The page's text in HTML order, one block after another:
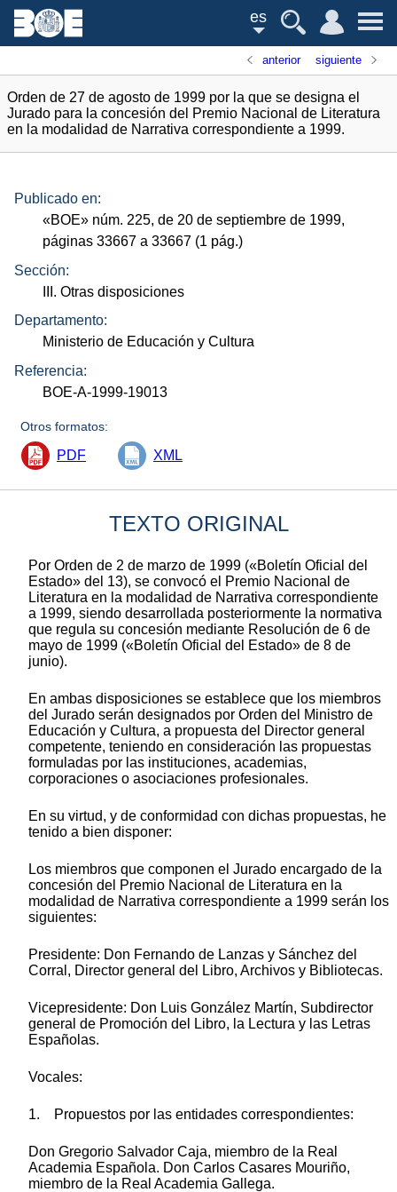
es
anterior siguiente
Orden de 27 de agosto de 1999 por la que se designa el
Jurado para la concesión del Premio Nacional de Literatura
en la modalidad de Narrativa correspondiente a 1999.
Publicado en:
«BOE» núm. 225, de 20 de septiembre de 1999,
páginas 33667 a 33667 (1 pág.)
Sección:
III. Otras disposiciones
Departamento:
Ministerio de Educación y Cultura
Referencia:
BOE-A-1999-19013
Otros formatos:
PDF XML
TEXTO ORIGINAL
Por Orden de 2 de marzo de 1999 («Boletín Oficial del
Estado» del 13), se convocó el Premio Nacional de
Literatura en la modalidad de Narrativa correspondiente
a 1999, siendo desarrollada posteriormente la normativa
que regula su concesión mediante Resolución de 6 de
mayo de 1999 («Boletín Oficial del Estado» de 8 de
junio).
En ambas disposiciones se establece que los miembros
del Jurado serán designados por Orden del Ministro de
Educación y Cultura, a propuesta del Director general
competente, teniendo en consideración las propuestas
formuladas por las instituciones, academias,
corporaciones o asociaciones profesionales.
En su virtud, y de conformidad con dichas propuestas, he
tenido a bien disponer:
Los miembros que componen el Jurado encargado de la
concesión del Premio Nacional de Literatura en la
modalidad de Narrativa correspondiente a 1999 serán los
siguientes:
Presidente: Don Fernando de Lanzas y Sánchez del
Corral, Director general del Libro, Archivos y Bibliotecas.
Vicepresidente: Don Luis González Martín, Subdirector
general de Promoción del Libro, la Lectura y las Letras
Españolas.
Vocales:
1. Propuestos por las entidades correspondientes:
Don Gregorio Salvador Caja, miembro de la Real
Academia Española. Don Carlos Casares Mouriño,
miembro de la Real Academia Gallega.